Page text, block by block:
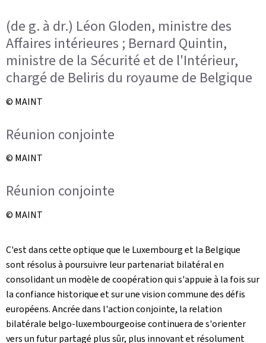
(de g. à dr.) Léon Gloden, ministre des
Affaires intérieures ; Bernard Quintin,
ministre de la Sécurité et de l'Intérieur,
chargé de Beliris du royaume de Belgique
© MAINT
Réunion conjointe
© MAINT
Réunion conjointe
© MAINT
C'est dans cette optique que le Luxembourg et la Belgique
sont résolus à poursuivre leur partenariat bilatéral en
consolidant un modèle de coopération qui s'appuie à la fois sur
la confiance historique et sur une vision commune des défis
européens. Ancrée dans l'action conjointe, la relation
bilatérale belgo-luxembourgeoise continuera de s'orienter
vers un futur partagé plus sûr, plus innovant et résolument